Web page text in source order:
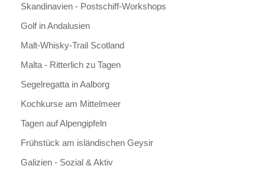
Skandinavien - Postschiff-Workshops
Golf in Andalusien
Malt-Whisky-Trail Scotland
Malta - Ritterlich zu Tagen
Segelregatta in Aalborg
Kochkurse am Mittelmeer
Tagen auf Alpengipfeln
Frühstück am isländischen Geysir
Galizien - Sozial & Aktiv